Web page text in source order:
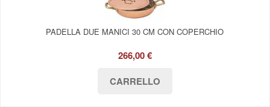
PADELLA DUE MANICI 30 CM CON COPERCHIO
266,00 €